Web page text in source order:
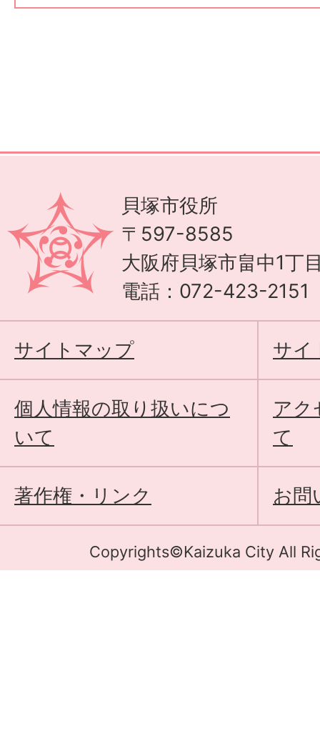
貝塚市役所
〒597-8585
大阪府貝塚市畠中1丁
電話：072-423-2151
サイトマップ サイ
個人情報の取り扱いにつ
いて
アク
て
著作権・リンク お問
Copyrights©Kaizuka City All